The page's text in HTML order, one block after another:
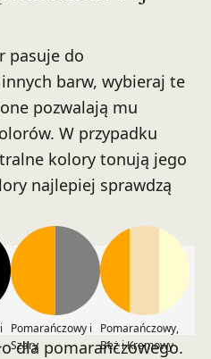
pasuje do
barw, wybieraj te
pozwalają mu
W przypadku
kolory tonują jego
najlepiej sprawdzą
Pomarańczowy i
Szary
Pomarańczowy,
Beż i Kremowy
dla pomarańczowego.